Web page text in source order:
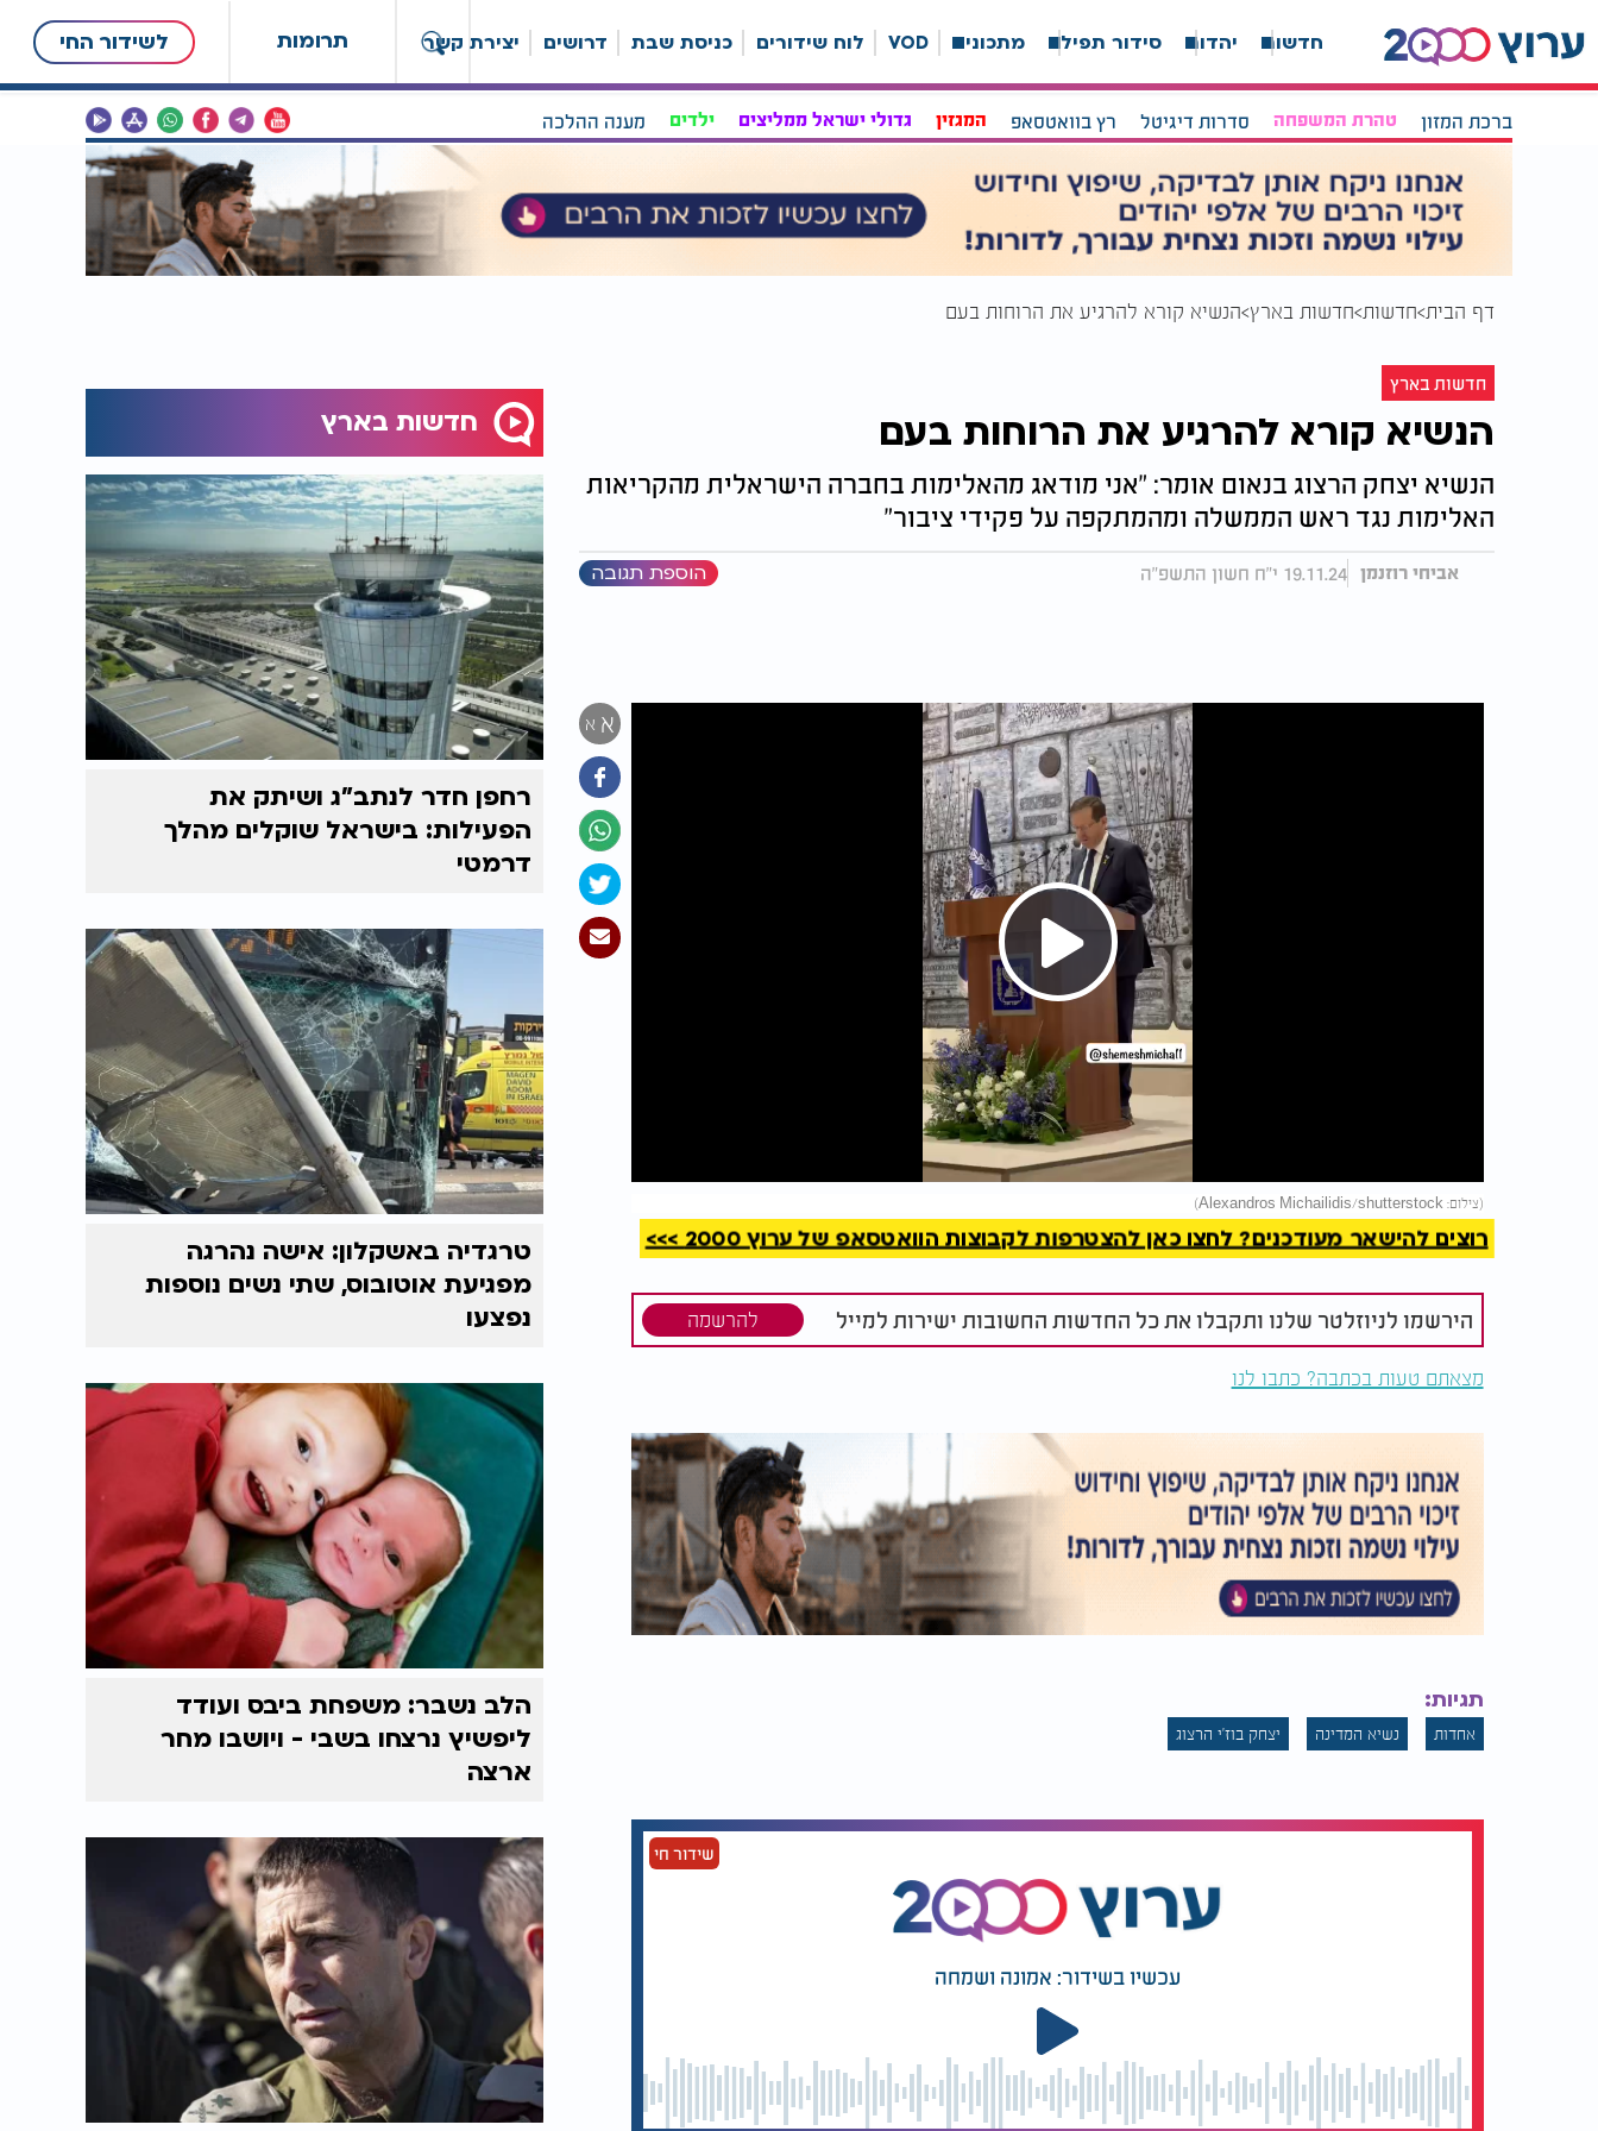
תרומות לשידור החי חדשות יהדות סידור תפילה מתכונים VOD לוח שידורים כניסת שבת דרושים יצירת קשר
ברכת המזון טהרת המשפחה סדרות דיגיטל רץ בוואטסאפ המגזין גדולי ישראל ממליצים ילדים מענה ההלכה
דף הבית חדשות חדשות בארץ הנשיא קורא להרגיע את הרוחות בעם
חדשות בארץ
הנשיא קורא להרגיע את הרוחות בעם
הנשיא יצחק הרצוג בנאום אומר: "אני מודאג מהאלימות בחברה הישראלית מהקריאות
האלימות נגד ראש הממשלה ומהמתקפה על פקידי ציבור"
אביחי רוזנמן 19.11.24 י"ח חשון התשפ"ה הוספת תגובה
א א
Play
Video
(צילום: Alexandros Michailidis/shutterstock)
להמשך קריאה
רוצים להישאר מעודכנים? לחצו כאן להצטרפות לקבוצות הוואטסאפ של ערוץ 2000 >>>
הירשמו לניוזלטר שלנו ותקבלו את כל החדשות החשובות ישירות למייל להרשמה
מצאתם טעות בכתבה? כתבו לנו
תגיות:
אחדות נשיא המדינה יצחק בוז'י הרצוג
שידור חי
עכשיו בשידור: אמונה ושמחה
חדשות בארץ
רחפן חדר לנתב"ג ושיתק את
הפעילות: בישראל שוקלים מהלך
דרמטי
טרגדיה באשקלון: אישה נהרגה
מפגיעת אוטובוס, שתי נשים נוספות
נפצעו
הלב נשבר: משפחת ביבס ועודד
ליפשיץ נרצחו בשבי - ויושבו מחר
ארצה